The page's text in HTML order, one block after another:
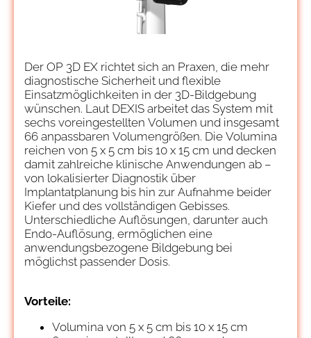
Der OP 3D EX richtet sich an Praxen, die mehr
diagnostische Sicherheit und flexible
Einsatzmöglichkeiten in der 3D-Bildgebung
wünschen. Laut DEXIS arbeitet das System mit
sechs voreingestellten Volumen und insgesamt
66 anpassbaren Volumengrößen. Die Volumina
reichen von 5 x 5 cm bis 10 x 15 cm und decken
damit zahlreiche klinische Anwendungen ab –
von lokalisierter Diagnostik über
Implantatplanung bis hin zur Aufnahme beider
Kiefer und des vollständigen Gebisses.
Unterschiedliche Auflösungen, darunter auch
Endo-Auflösung, ermöglichen eine
anwendungsbezogene Bildgebung bei
möglichst passender Dosis.
Vorteile:
Volumina von 5 x 5 cm bis 10 x 15 cm